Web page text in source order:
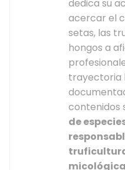
dedica su
acercar el
setas, las
hongos a
trayectoria
contenidos
de